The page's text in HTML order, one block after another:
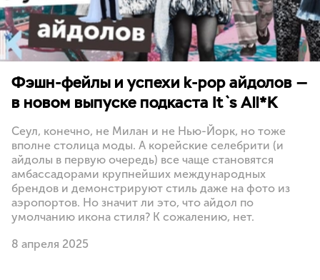
Фэшн-фейлы и успехи k-pop айдолов —
в новом выпуске подкаста It`s All*K
Сеул, конечно, не Милан и не Нью-Йорк, но тоже
вполне столица моды. А корейские селебрити (и
айдолы в первую очередь) все чаще становятся
амбассадорами крупнейших международных
брендов и демонстрируют стиль даже на фото из
аэропортов. Но значит ли это, что айдол по
умолчанию икона стиля? К сожалению, нет.
8 апреля 2025